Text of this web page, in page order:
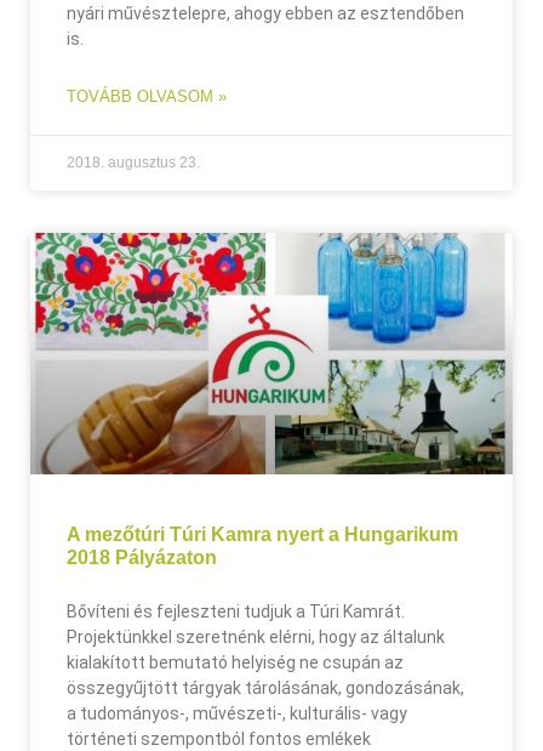
nyári művésztelepre, ahogy ebben az esztendőben
is.
TOVÁBB OLVASOM »
2018. augusztus 23.
A mezőtúri Túri Kamra nyert a Hungarikum
2018 Pályázaton
Bővíteni és fejleszteni tudjuk a Túri Kamrát.
Projektünkkel szeretnénk elérni, hogy az általunk
kialakított bemutató helyiség ne csupán az
összegyűjtött tárgyak tárolásának, gondozásának,
a tudományos-, művészeti-, kulturális- vagy
történeti szempontból fontos emlékek